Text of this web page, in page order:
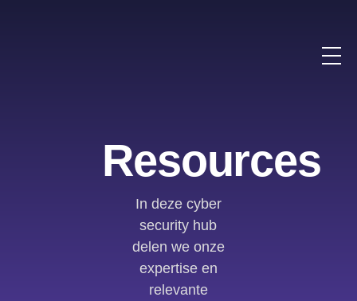
Resources
In deze cyber
security hub
delen we onze
expertise en
relevante